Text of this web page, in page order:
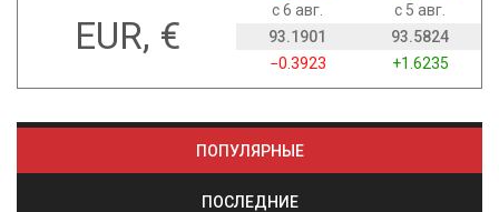
EUR, €
с 6 авг.
с 5 авг.
93.1901
93.5824
−0.3923
+1.6235
ПОПУЛЯРНЫЕ
ПОСЛЕДНИЕ